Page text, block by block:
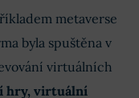
metaverse
byla spuštěna v
virtuálních
hry, virtuální